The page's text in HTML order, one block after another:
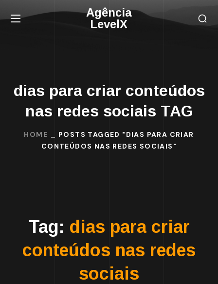
Agência
LevelX
dias para criar conteúdos
nas redes sociais TAG
HOME
POSTS TAGGED "DIAS PARA CRIAR
CONTEÚDOS NAS REDES SOCIAIS"
Tag: dias para criar
conteúdos nas redes
sociais